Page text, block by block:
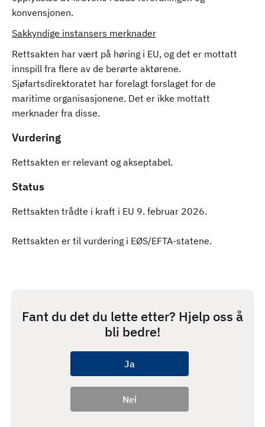
konvensjonen.
Sakkyndige instansers merknader
Rettsakten har vært på høring i EU, og det er mottatt
innspill fra flere av de berørte aktørene.
Sjøfartsdirektoratet har forelagt forslaget for de
maritime organisasjonene. Det er ikke mottatt
merknader fra disse.
Vurdering
Rettsakten er relevant og akseptabel.
Status
Rettsakten trådte i kraft i EU 9. februar 2026.
Rettsakten er til vurdering i EØS/EFTA-statene.
Fant du det du lette etter? Hjelp oss å
bli bedre!